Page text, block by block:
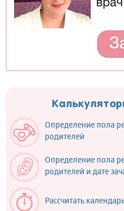
Определение пола
родителей
Определение пола
родителей и дате
Рассчитать